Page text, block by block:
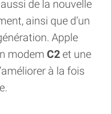
de la nouvelle
ainsi que d’un
Apple
modem C2et une
à la fois